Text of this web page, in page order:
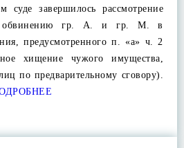
суде завершилось рассмотрение
обвинению гр. А. и гр. М. в
предусмотренного п. «а» ч. 2
хищение чужого имущества,
по предварительному сговору).